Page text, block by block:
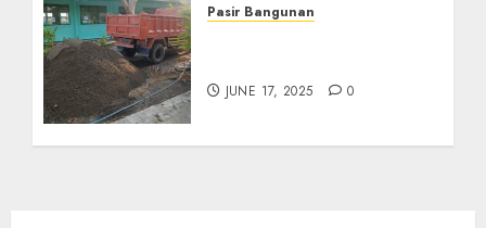
Pasir Bangunan
JUNE 17, 2025 0